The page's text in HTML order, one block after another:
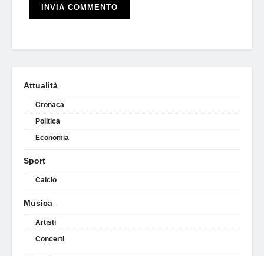
Attualità
Cronaca
Politica
Economia
Sport
Calcio
Musica
Artisti
Concerti